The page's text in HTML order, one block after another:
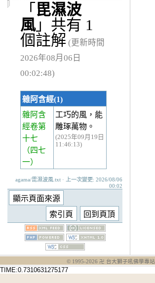
「 毘濕波
風」共有 1
個註解 (更新時間
2026年08月06日
00:02:48)
雜阿含經(1)
雜阿含
經卷第
十七
（四七
一）
工巧的風，能
雕琢萬物。
(2025年09月19日
11:46:13)
agama/毘濕波風.txt · 上一次變更: 2026/08/06
00:02
© 1995-2026 卍 台大獅子吼佛學專站
TIME:0.7310631275177